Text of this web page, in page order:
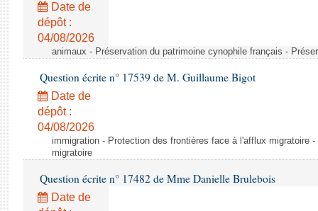
Date de
dépôt :
04/08/2026
animaux - Préservation du patrimoine cynophile français -
Question écrite n° 17539 de M. Guillaume Bigot
Date de
dépôt :
04/08/2026
immigration - Protection des frontières face à l'afflux migratoire
migratoire
Question écrite n° 17482 de Mme Danielle Brulebois
Date de